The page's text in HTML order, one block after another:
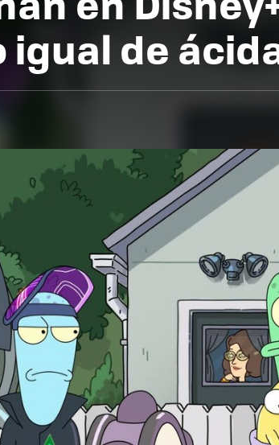
igual de